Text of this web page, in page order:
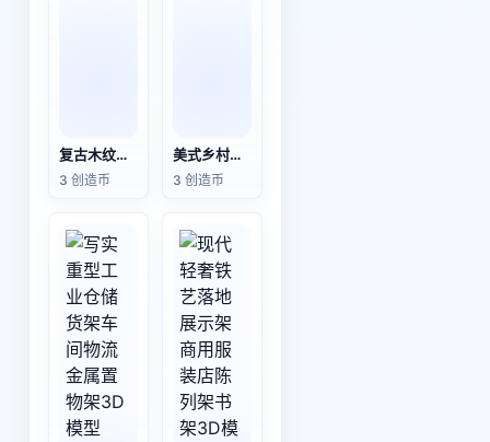
复古木纹浴室洗手台带水磨石台面3D模型
3 创造币
美式乡村复古木质折叠小边几/矮凳3D模型
3 创造币